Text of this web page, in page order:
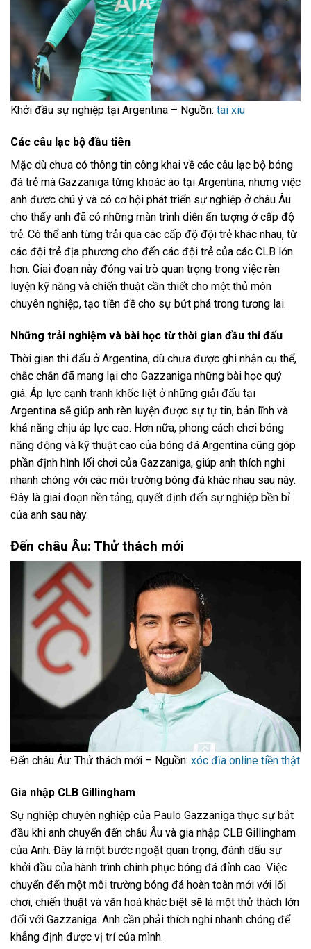
Khởi đầu sự nghiệp tại Argentina – Nguồn: tai xiu
Các câu lạc bộ đầu tiên
Mặc dù chưa có thông tin công khai về các câu lạc bộ bóng
đá trẻ mà Gazzaniga từng khoác áo tại Argentina, nhưng việc
anh được chú ý và có cơ hội phát triển sự nghiệp ở châu Âu
cho thấy anh đã có những màn trình diễn ấn tượng ở cấp độ
trẻ. Có thể anh từng trải qua các cấp độ đội trẻ khác nhau, từ
các đội trẻ địa phương cho đến các đội trẻ của các CLB lớn
hơn. Giai đoạn này đóng vai trò quan trọng trong việc rèn
luyện kỹ năng và chiến thuật cần thiết cho một thủ môn
chuyên nghiệp, tạo tiền đề cho sự bứt phá trong tương lai.
Những trải nghiệm và bài học từ thời gian đầu thi đấu
Thời gian thi đấu ở Argentina, dù chưa được ghi nhận cụ thể,
chắc chắn đã mang lại cho Gazzaniga những bài học quý
giá. Áp lực cạnh tranh khốc liệt ở những giải đấu tại
Argentina sẽ giúp anh rèn luyện được sự tự tin, bản lĩnh và
khả năng chịu áp lực cao. Hơn nữa, phong cách chơi bóng
năng động và kỹ thuật cao của bóng đá Argentina cũng góp
phần định hình lối chơi của Gazzaniga, giúp anh thích nghi
nhanh chóng với các môi trường bóng đá khác nhau sau này.
Đây là giai đoạn nền tảng, quyết định đến sự nghiệp bền bỉ
của anh sau này.
Đến châu Âu: Thử thách mới
Đến châu Âu: Thử thách mới – Nguồn: xóc đĩa online tiền thật
Gia nhập CLB Gillingham
Sự nghiệp chuyên nghiệp của Paulo Gazzaniga thực sự bắt
đầu khi anh chuyển đến châu Âu và gia nhập CLB Gillingham
của Anh. Đây là một bước ngoặt quan trọng, đánh dấu sự
khởi đầu của hành trình chinh phục bóng đá đỉnh cao. Việc
chuyển đến một môi trường bóng đá hoàn toàn mới với lối
chơi, chiến thuật và văn hoá khác biệt sẽ là một thử thách lớn
đối với Gazzaniga. Anh cần phải thích nghi nhanh chóng để
khẳng định được vị trí của mình.